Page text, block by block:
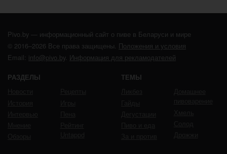
Pivo.by — информационный сайт о пиве в Беларуси и мире
© 2016–2026 Все права защищены. Положения и условия
Email: info@pivo.by. Информация для рекламодателей
РАЗДЕЛЫ ТЕМЫ